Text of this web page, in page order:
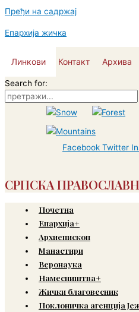
Пређи на садржај
Епархија жичка
Линкови Контакт Архива
Search for:
Facebook Twitter
СРПСКА
Почетна
Епархија+
Архиепископ
Манастири
Веронаука
Намесништва+
Жички благовесник
Поклоничка агенција